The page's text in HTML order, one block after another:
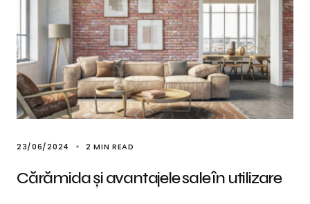
23/06/2024 2 MIN READ
Cărămida și avantajele sale în utilizare